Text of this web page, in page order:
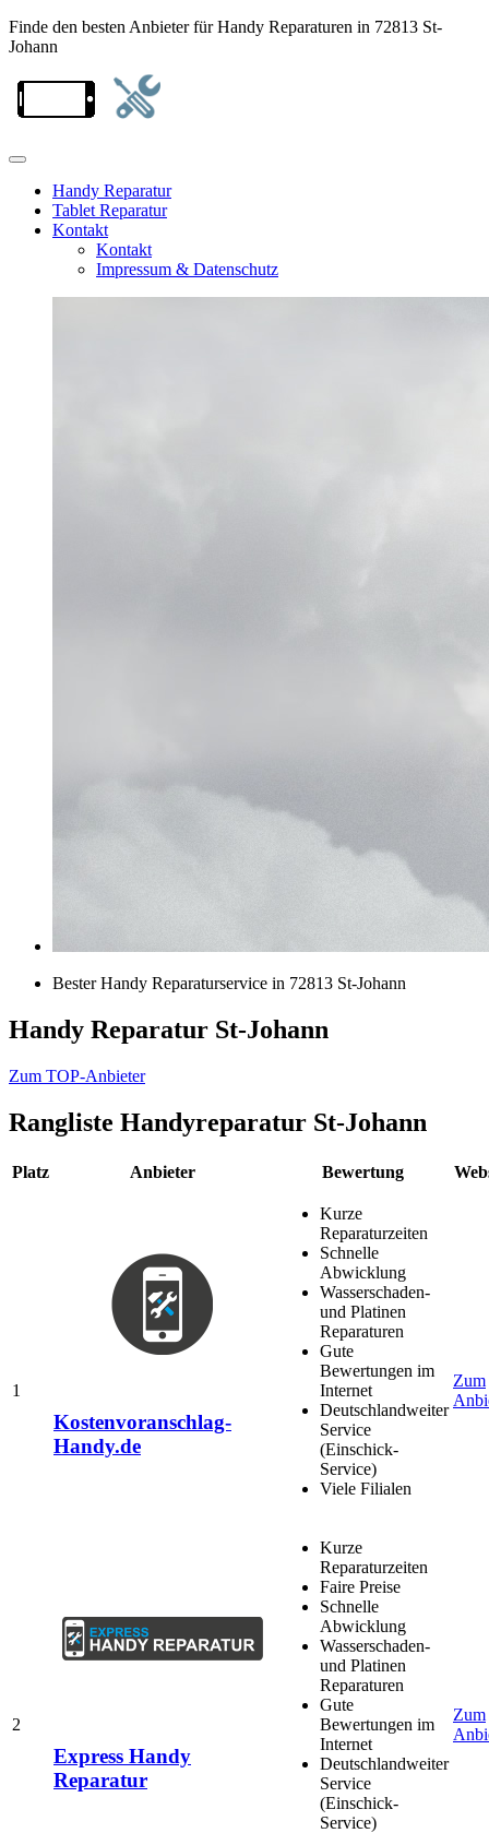
Finde den besten Anbieter für Handy Reparaturen in 72813 St-
Johann
Handy Reparatur
Tablet Reparatur
Kontakt
Kontakt
Impressum & Datenschutz
Bester Handy Reparaturservice in 72813 St-Johann
Handy Reparatur St-Johann
Zum TOP-Anbieter
Rangliste Handyreparatur St-Johann
Platz Anbieter Bewertung
1
Kostenvoranschlag-
Handy.de
Kurze
Reparaturzeiten
Schnelle
Abwicklung
Wasserschaden-
und Platinen
Reparaturen
Gute
Bewertungen im
Internet
Deutschlandweiter
Service
(Einschick-
Service)
Viele Filialen
Zum
2
Express Handy
Reparatur
Kurze
Reparaturzeiten
Faire Preise
Schnelle
Abwicklung
Wasserschaden-
und Platinen
Reparaturen
Gute
Bewertungen im
Internet
Deutschlandweiter
Service
(Einschick-
Service)
Zum